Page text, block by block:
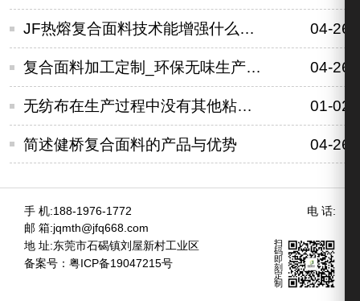
JF热熔复合面料技术能增强什么特性 04-26
复合面料加工定制_环保无味生产工艺 04-26
无纺布在生产过程中没有其他粘附的加工工艺 01-02
简述健桥复合面料的产品与优势 04-26
手 机:188-1976-1772
电 话:
邮 箱:jqmth@jfq668.com
地 址:东莞市石碣镇刘屋新村工业区
备案号： 粤ICP备19047215号
扫
码
即
刻
定
制